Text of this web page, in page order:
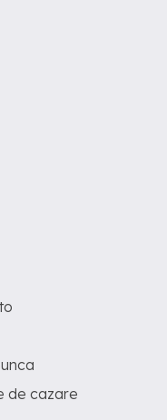
de cazare